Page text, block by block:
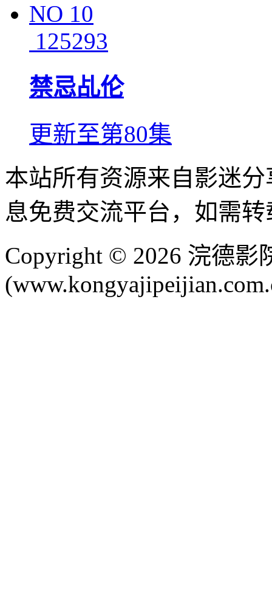
NO 10
125293
禁忌乩伦
更新至第80集
本站所有资源来自影迷
息免费交流平台，如需
Copyright © 2026 浣德影